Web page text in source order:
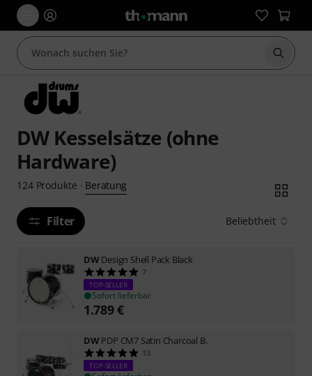
Suche
DW Kesselsätze (ohne
Hardware)
124 Produkte · Beratung
Filter Beliebtheit
DWDesign Shell Pack Black
7
TOP-SELLER
Sofort lieferbar
1.789€
DWPDP CM7 Satin Charcoal B.
13
TOP-SELLER